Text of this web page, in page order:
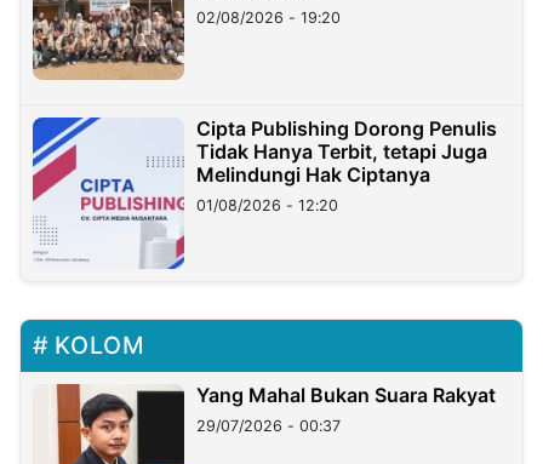
02/08/2026 - 19:20
Cipta Publishing Dorong Penulis
Tidak Hanya Terbit, tetapi Juga
Melindungi Hak Ciptanya
01/08/2026 - 12:20
KOLOM
Yang Mahal Bukan Suara Rakyat
29/07/2026 - 00:37